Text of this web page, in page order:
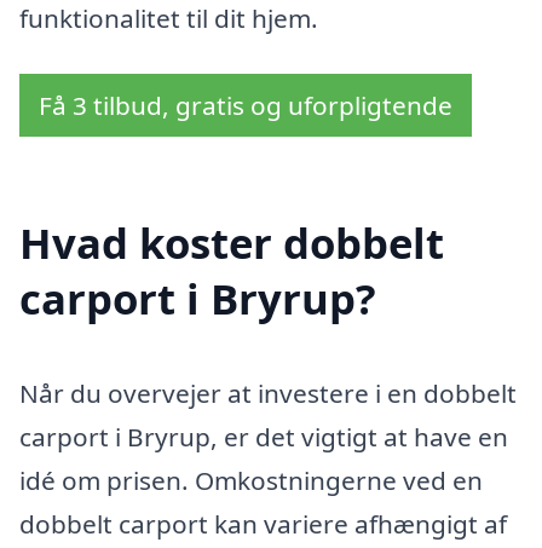
funktionalitet til dit hjem.
Få 3 tilbud, gratis og uforpligtende
Hvad koster dobbelt
carport i Bryrup?
Når du overvejer at investere i en dobbelt
carport i Bryrup, er det vigtigt at have en
idé om prisen. Omkostningerne ved en
dobbelt carport kan variere afhængigt af